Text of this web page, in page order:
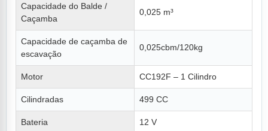
Capacidade do Balde /
Caçamba
0,025 m³
Capacidade de caçamba de
escavação
0,025cbm/120kg
Motor CC192F – 1 Cilindro
Cilindradas 499 CC
Bateria 12 V